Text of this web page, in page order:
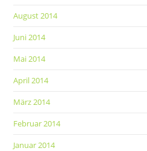
August 2014
Juni 2014
Mai 2014
April 2014
März 2014
Februar 2014
Januar 2014